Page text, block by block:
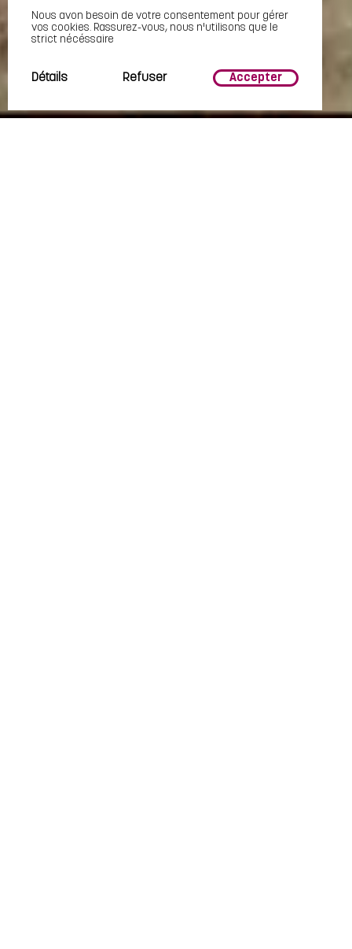
Nous avon besoin de votre consentement pour gérer
vos cookies. Rassurez-vous, nous n'utilisons que le
strict nécéssaire
Détails Refuser Accepter